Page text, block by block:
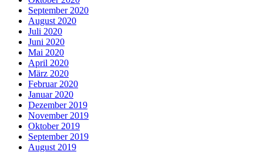
September 2020
August 2020
Juli 2020
Juni 2020
Mai 2020
April 2020
März 2020
Februar 2020
Januar 2020
Dezember 2019
November 2019
Oktober 2019
September 2019
August 2019